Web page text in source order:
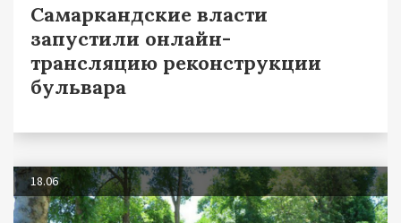
Самаркандские власти
запустили онлайн-
трансляцию реконструкции
бульвара
18.06